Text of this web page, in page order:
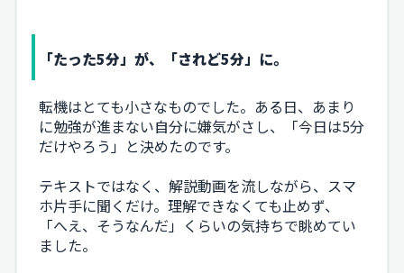
「たった5分」が、「されど5分」に。
転機はとても小さなものでした。ある日、あまり
に勉強が進まない自分に嫌気がさし、「今日は5分
だけやろう」と決めたのです。
テキストではなく、解説動画を流しながら、スマ
ホ片手に聞くだけ。理解できなくても止めず、
「へえ、そうなんだ」くらいの気持ちで眺めてい
ました。